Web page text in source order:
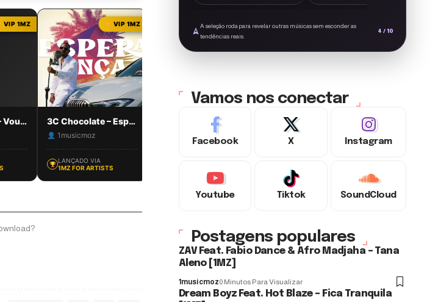
VIP 1MZ
3C Chocolate – Vou dar Amor
VIP 1MZ
3C Chocolate – Esperança (Projecto 100%)
1musicmoz
LANÇADO VIA
1MZ FOR ARTISTS
M
1musicmoz
A seleção roda para revelar outras músicas sem esconder as
tendências reais.
4 / 10
Vamos nos conectar
Facebook X Instagram
Youtube Tiktok SoundCloud
Postagens populares
ZAV Feat. Fabio Dance & Afro Madjaha – Tana
Aleno [1MZ]
1musicmoz0 Minutos Para Visualizar
Dream Boyz Feat. Hot Blaze – Fica Tranquila